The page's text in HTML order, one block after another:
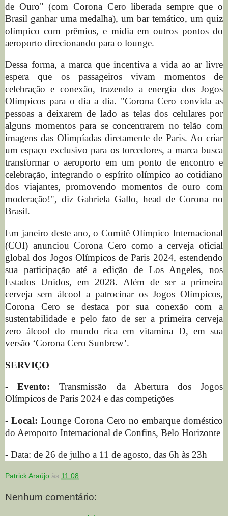
de Ouro" (com Corona Cero liberada sempre que o
Brasil ganhar uma medalha), um bar temático, um quiz
olímpico com prêmios, e mídia em outros pontos do
aeroporto direcionando para o lounge.
Dessa forma, a marca que incentiva a vida ao ar livre
espera que os passageiros vivam momentos de
celebração e conexão, trazendo a energia dos Jogos
Olímpicos para o dia a dia. "Corona Cero convida as
pessoas a deixarem de lado as telas dos celulares por
alguns momentos para se concentrarem no telão com
imagens das Olimpíadas diretamente de Paris. Ao criar
um espaço exclusivo para os torcedores, a marca busca
transformar o aeroporto em um ponto de encontro e
celebração, integrando o espírito olímpico ao cotidiano
dos viajantes, promovendo momentos de ouro com
moderação!", diz Gabriela Gallo, head de Corona no
Brasil.
Em janeiro deste ano, o Comitê Olímpico Internacional
(COI) anunciou Corona Cero como a cerveja oficial
global dos Jogos Olímpicos de Paris 2024, estendendo
sua participação até a edição de Los Angeles, nos
Estados Unidos, em 2028. Além de ser a primeira
cerveja sem álcool a patrocinar os Jogos Olímpicos,
Corona Cero se destaca por sua conexão com a
sustentabilidade e pelo fato de ser a primeira cerveja
zero álcool do mundo rica em vitamina D, em sua
versão ‘Corona Cero Sunbrew’.
SERVIÇO
- Evento: Transmissão da Abertura dos Jogos
Olímpicos de Paris 2024 e das competições
- Local:Lounge Corona Cero no embarque doméstico
do Aeroporto Internacional de Confins, Belo Horizonte
- Data: de 26 de julho a 11 de agosto, das 6h às 23h
Patrick Araújo às 11:08
Nenhum comentário: